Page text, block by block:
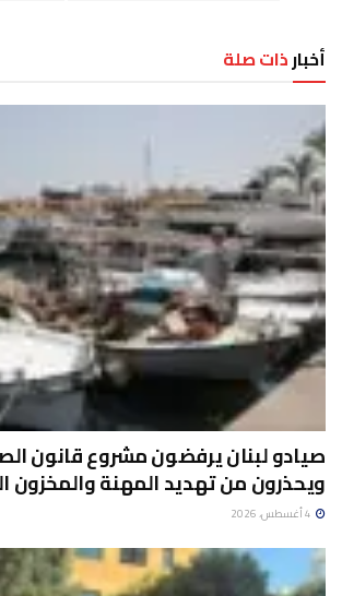
أخبارذات صلة
صيادو لبنان يرفضون مشروع قانون
ويحذرون من تهديد المهنة